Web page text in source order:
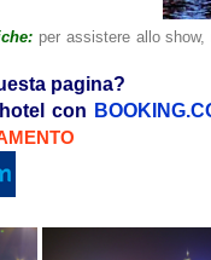
per assistere allo
pagina?
con